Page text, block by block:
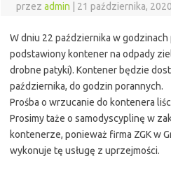
przez admin 21 października, 2020
W dniu 22 października w
podstawiony kontener na odpady
drobne patyki). Kontener będzie
października, do godzin porannych.
Prośba o wrzucanie do kontenera
Prosimy taże o samodyscyplinę w
kontenerze, ponieważ firma ZGK w
wykonuje tę usługę z uprzejmości.